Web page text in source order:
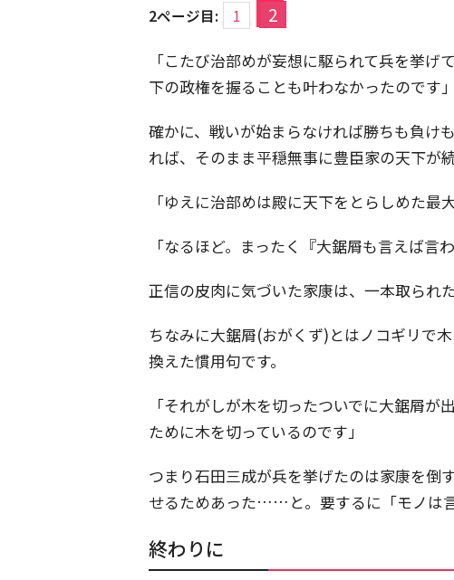
2ページ目: 1 2
「こたび治部めが妄想に駆られて兵を挙
下の政権を握ることも叶わなかったのです」
確かに、戦いが始まらなければ勝ちも負け
れば、そのまま平穏無事に豊臣家の天下が
「ゆえに治部めは殿に天下をとらしめた最
「なるほど。まったく『大鋸屑も言えば言
正信の皮肉に気づいた家康は、一本取られ
ちなみに大鋸屑(おがくず)とはノコギリで
換えた慣用句です。
「それがしが木を切ったついでに大鋸屑
ために木を切っているのです」
つまり石田三成が兵を挙げたのは家康を倒
せるためあった……と。要するに「モノは
終わりに